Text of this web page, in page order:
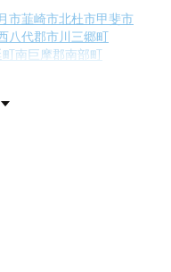
市韮崎市北杜市甲斐市
八代郡市川三郷町
町南巨摩郡南部町
湖町